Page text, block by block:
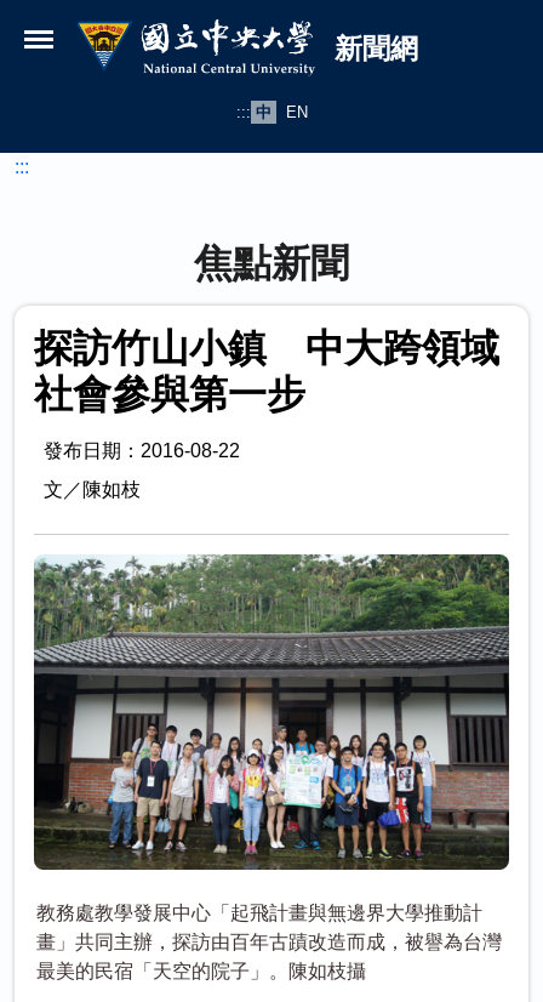
國立中央大學新聞網
新聞網
::: 中 EN
:::
焦點新聞
探訪竹山小鎮 中大跨領域
社會參與第一步
發布日期：2016-08-22
文／陳如枝
教務處教學發展中心「起飛計畫與無邊界大學推動計
畫」共同主辦，探訪由百年古蹟改造而成，被譽為台灣
最美的民宿「天空的院子」。陳如枝攝